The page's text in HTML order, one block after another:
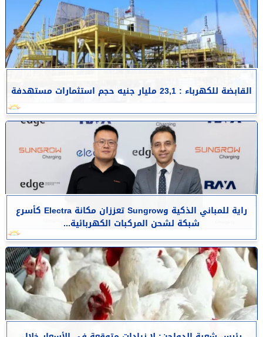
القابضة للكهرباء : 23,1 مليار جنيه حجم استثمارات مستهدفة
راية للمباني الذكية وSungrow تعززان مكانة Electra كأسرع
شبكة لشحن المركبات الكهربائية...